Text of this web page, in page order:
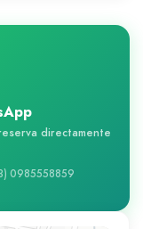
directamente
0985558859